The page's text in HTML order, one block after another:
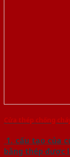
Cửa thép chống
1. cấu tạo của
bằng thép được